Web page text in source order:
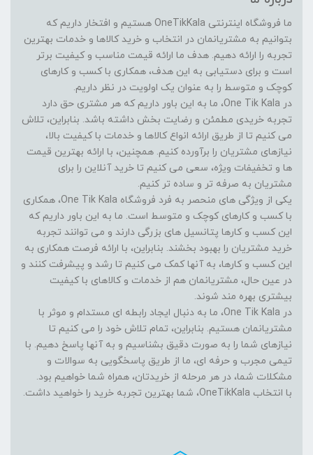
ما فروشگاه اینترنتی OneTikKala هستیم و افتخار داریم که
بتوانیم به مشتریانمان در انتخاب و خرید کالاها و خدمات بهترین
تجربه را ارائه دهیم. هدف ما ارائه قیمت مناسب و کیفیت برتر
است و برای دستیابی به این هدف، همکاری با کسب و کارهای
کوچک و متوسط را به عنوان یک اولویت در نظر داریم.
در One Tik Kala، ما به این باور داریم که هر مشتری حق دارد
تجربه خریدی مطمئن و رضایت بخش داشته باشد. بنابراین، تلاش
می کنیم تا از طریق ارائه انواع کالاها و خدمات با کیفیت بالا،
نیازهای مشتریان را برآورده کنیم. همچنین، با ارائه بهترین قیمت
ها و تخفیفات ویژه، سعی می کنیم تا خرید آنلاین را برای
مشتریان به صرفه تر و ساده تر کنیم.
یکی از ویژگی های منحصر به فرد فروشگاه One Tik Kala، همکاری
با کسب و کارهای کوچک و متوسط است. ما به این باور داریم که
این کسب و کارها پتانسیل های بزرگی دارند و می توانند تجربه
خرید مشتریان را بهبود بخشند. بنابراین، با ارائه فرصت همکاری به
این کسب و کارها، به آنها کمک می کنیم تا رشد و پیشرفت کنند و
در عین حال، مشتریانمان هم از خدمات و کالاهای با کیفیت
بیشتری بهره مند شوند.
در One Tik Kala، ما به دنبال ایجاد رابطه ای مستدام و موثر با
مشتریانمان هستیم. بنابراین، تمام تلاش خود را می کنیم تا
نیازهای شما را به صورت دقیق بشناسیم و به آنها پاسخ دهیم. با
تیمی مجرب و حرفه ای، ما از طریق پاسخگویی به سوالات و
مشکلات شما، در هر مرحله از خریدتان، همراه شما خواهیم بود.
با انتخاب OneTikKala، شما بهترین تجربه خرید را خواهید داشت.